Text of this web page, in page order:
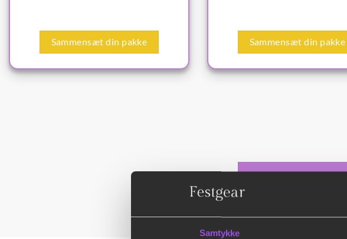
Samtykke
Sammensæt din pakke Sammensæt din pakke
Se flere